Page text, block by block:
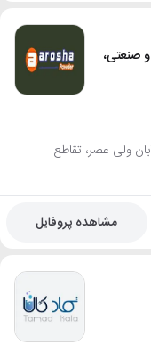
صنعتی،
خیابان ولی عصر، تقاطع
مشاهده پروفایل